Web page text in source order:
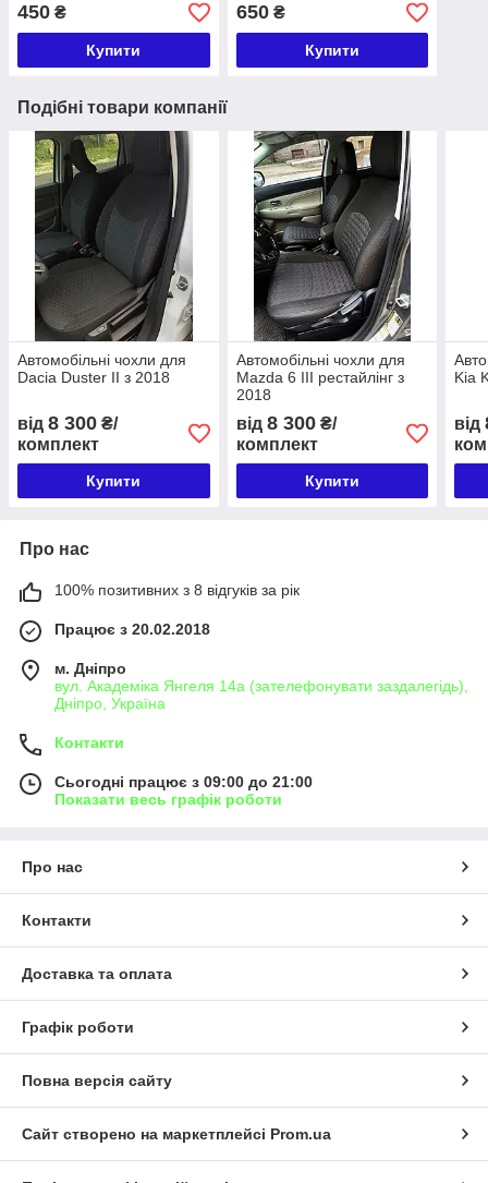
450 ₴
Купити
650₴
Купити
Подібні товари компанії
Автомобільні чохли для
Dacia Duster II з 2018
від 8 300 ₴/
комплект
Купити
Автомобільні чохли для
Mazda 6 III рестайлінг з
2018
від 8 300₴/
комплект
Купити
Kia
від
Про нас
100% позитивних з 8 відгуків за рік
Працює з 20.02.2018
м. Дніпро
вул. Академіка Янгеля 14а (зателефонувати заздалегідь),
Дніпро, Україна
Контакти
Сьогодні працює з 09:00 до 21:00
Показати весь графік роботи
Про нас
Контакти
Доставка та оплата
Графік роботи
Повна версія сайту
Сайт створено на маркетплейсі Prom.ua